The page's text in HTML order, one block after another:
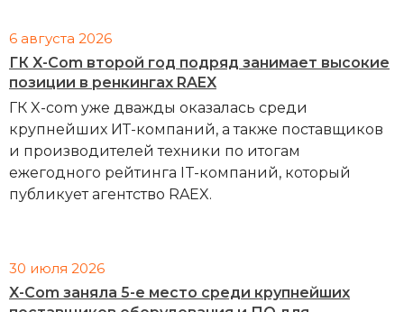
6 августа 2026
ГК X-Com второй год подряд занимает высокие
позиции в ренкингах RAEX
ГК X-com уже дважды оказалась среди
крупнейших ИТ-компаний, а также поставщиков
и производителей техники по итогам
ежегодного рейтинга IT-компаний, который
публикует агентство RAEX.
30 июля 2026
X-Com заняла 5-е место среди крупнейших